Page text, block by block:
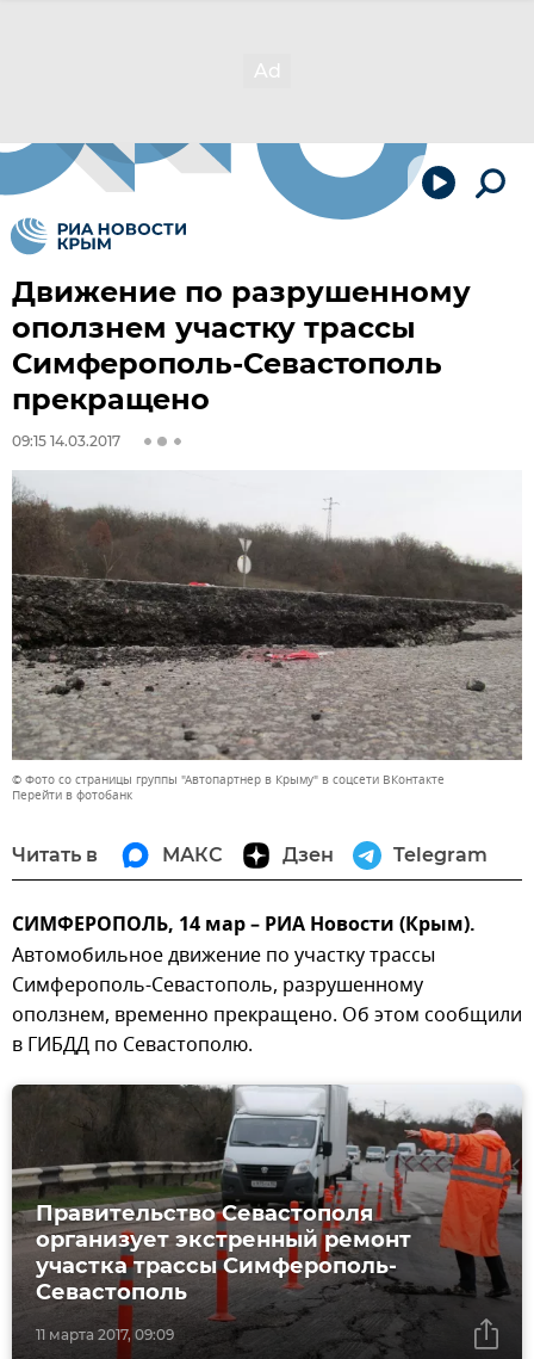
Движение по разрушенному
оползнем участку трассы
Симферополь-Севастополь
прекращено
09:15 14.03.2017
© Фото со страницы группы "Автопартнер в Крыму" в соцсети ВКонтакте
Перейти в фотобанк
Читать в МАКС Дзен Telegram
СИМФЕРОПОЛЬ, 14 мар – РИА Новости (Крым).
Автомобильное движение по участку трассы
Симферополь-Севастополь, разрушенному
оползнем, временно прекращено. Об этом сообщили
в ГИБДД по Севастополю.
11 марта 2017, 09:09
Правительство Севастополя
организует экстренный ремонт
участка трассы Симферополь-
Севастополь